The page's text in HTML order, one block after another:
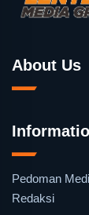
About Us
Pedoman
Redaksi